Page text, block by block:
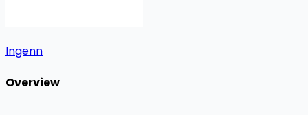
Ingenn
Overview